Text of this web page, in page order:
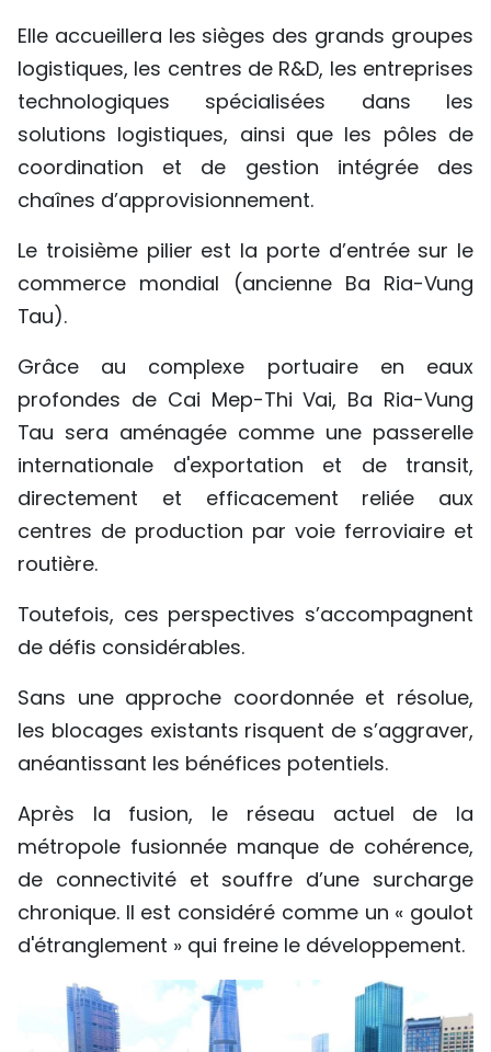
Elle accueillera les sièges des grands groupes
logistiques, les centres de R&D, les entreprises
technologiques spécialisées dans les
solutions logistiques, ainsi que les pôles de
coordination et de gestion intégrée des
chaînes d’approvisionnement.
Le troisième pilier est la porte d’entrée sur le
commerce mondial (ancienne Ba Ria-Vung
Tau).
Grâce au complexe portuaire en eaux
profondes de Cai Mep-Thi Vai, Ba Ria-Vung
Tau sera aménagée comme une passerelle
internationale d'exportation et de transit,
directement et efficacement reliée aux
centres de production par voie ferroviaire et
routière.
Toutefois, ces perspectives s’accompagnent
de défis considérables.
Sans une approche coordonnée et résolue,
les blocages existants risquent de s’aggraver,
anéantissant les bénéfices potentiels.
Après la fusion, le réseau actuel de la
métropole fusionnée manque de cohérence,
de connectivité et souffre d’une surcharge
chronique. Il est considéré comme un « goulot
d'étranglement » qui freine le développement.